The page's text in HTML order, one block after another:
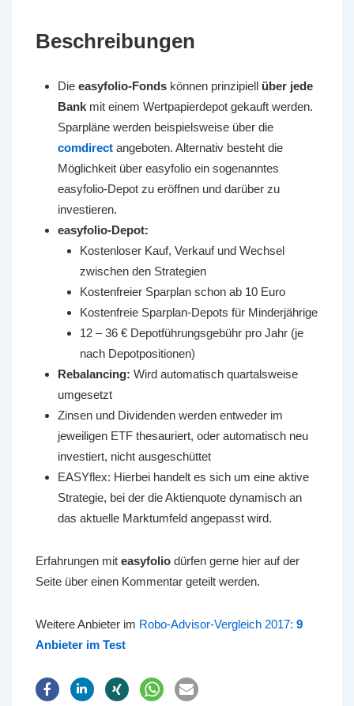
Beschreibungen
Die easyfolio-Fonds können prinzipiell über jede
Bank mit einem Wertpapierdepot gekauft werden.
Sparpläne werden beispielsweise über die
comdirect angeboten. Alternativ besteht die
Möglichkeit über easyfolio ein sogenanntes
easyfolio-Depot zu eröffnen und darüber zu
investieren.
easyfolio-Depot:
Kostenloser Kauf, Verkauf und Wechsel
zwischen den Strategien
Kostenfreier Sparplan schon ab 10 Euro
Kostenfreie Sparplan-Depots für Minderjährige
12 – 36 € Depotführungsgebühr pro Jahr (je
nach Depotpositionen)
Rebalancing: Wird automatisch quartalsweise
umgesetzt
Zinsen und Dividenden werden entweder im
jeweiligen ETF thesauriert, oder automatisch neu
investiert, nicht ausgeschüttet
EASYflex: Hierbei handelt es sich um eine aktive
Strategie, bei der die Aktienquote dynamisch an
das aktuelle Marktumfeld angepasst wird.
Erfahrungen mit easyfolio dürfen gerne hier auf der
Seite über einen Kommentar geteilt werden.
Weitere Anbieter im Robo-Advisor-Vergleich 2017: 9
Anbieter im Test